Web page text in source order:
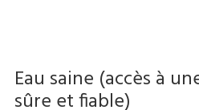
Eau saine (accès à
sûre et fiable)